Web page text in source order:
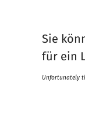
Sie
für ein
Unfortunately